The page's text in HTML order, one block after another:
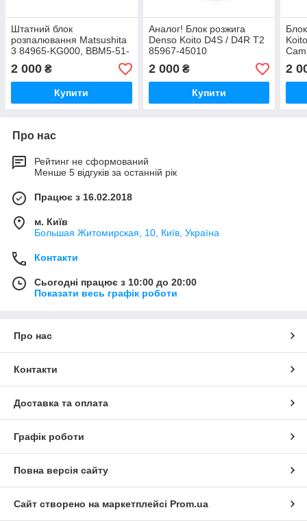
Штатний блок
розпалювання Matsushita
3 84965-KG000, BBM5-51-
0H3, 28474-89915, 28474-
8991A, EG22-51-0H3,
28474-8992A
2 000 ₴
Купити
Аналог! Блок розжига
Denso Koito D4S / D4R T2
85967-45010
2 000₴
Купити
2
Про нас
Рейтинг не сформований
Менше 5 відгуків за останній рік
Працює з 16.02.2018
м. Київ
Большая Житомирская, 10, Київ, Україна
Контакти
Сьогодні працює з 10:00 до 20:00
Показати весь графік роботи
Про нас
Контакти
Доставка та оплата
Графік роботи
Повна версія сайту
Сайт створено на маркетплейсі Prom.ua